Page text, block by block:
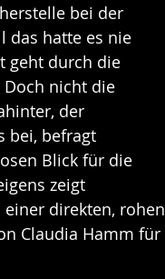
bei der
das hatte es nie
geht durch die
Doch nicht die
der
bei, befragt
Blick für die
zeigt
direkten, rohen
Claudia Hamm für